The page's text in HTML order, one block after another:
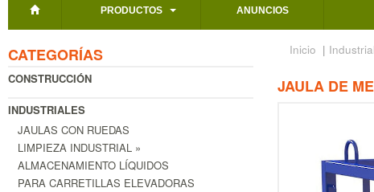
PRODUCTOS ANUNCIOS
CATEGORÍAS
CONSTRUCCIÓN
INDUSTRIALES
JAULAS CON RUEDAS
LIMPIEZA INDUSTRIAL »
ALMACENAMIENTO LÍQUIDOS
PARA CARRETILLAS ELEVADORAS
Inicio |
JAULA DE